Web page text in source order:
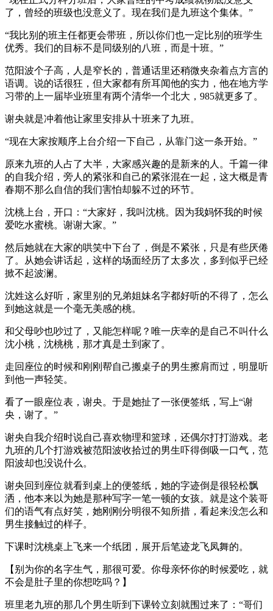
了，曾经的班级也没意义了。现在我们是九班这个集体。”
“我比别的班主任都更会带班，所以你们也一定比别的班学生
优秀。我们的目标不是同级别的八班，而是十班。”
范阳波个子高，人是窄长的，普通话里还稍微夹杂着点方言的
语调。说的话很狂，但大家都有所耳闻他的实力，他在地方学
习带的上一届毕业班里有两个清华一个北大，985就更多了。
谢央就是冲着他让家里安排从十班来了九班。
“现在大家按顺序上台介绍一下自己，从靠门这一条开始。”
原来九班的人占了大半，大家感兴趣的是新来的人。千篇一律
的自我介绍，旁人的紧张和自己的紧张混在一起，这大概是青
春期不那么自信的我们害怕却躲不过的环节。
沈桃上台，开口：“大家好，我叫沈桃。因为我妈怀我的时候
爱吃水蜜桃。谢谢大家。”
然后她就在大家的哄笑中下台了，倒是不紧张，只是有些厌倦
了。从她会讲话起，这样的场面经历了太多次，多到似乎已经
掀不起波澜。
沈姓这么好听，家里别的兄弟姐妹名字都好听的不得了，怎么
到她这就是一个毫无美感的桃。
和父母吵也吵过了，又能怎样呢？唯一庆幸的是自己不叫什么
沈小桃，沈桃桃，那才真是土到家了。
走回座位的时候和刚刚帮自己搬桌子的男生擦肩而过，明显听
到他一声轻笑。
看了一眼座位表，谢央。于是她扯了一张便签纸，写上“谢
央，谢了。”
谢央自我介绍时说自己喜欢物理和篮球，还偶尔打打游戏。老
九班的几个打游戏被范阳波收拾过的男生吓得倒吸一口气，范
阳波却也没说什么。
谢央回到座位就看到桌上的便签纸，她的字迹倒是很轻松飘
洒，他本来以为她是那种写字一笔一顿的女孩。就是这个装哥
们的语气有点好笑，她刚刚分明很不知所措，看起来没怎么和
男生接触过的样子。
下课时沈桃桌上飞来一个纸团，展开后笔迹龙飞凤舞的。
【别为你的名字生气，那很可爱。你母亲怀你的时候爱吃，就
不会是肚子里的你想吃吗？】
班里老九班的那几个男生听到下课铃立刻就围过来了：“哥们